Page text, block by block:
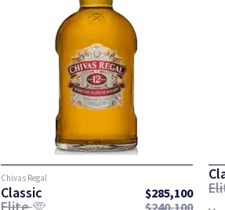
Chivas Regal
Classic $285,100
$240,100